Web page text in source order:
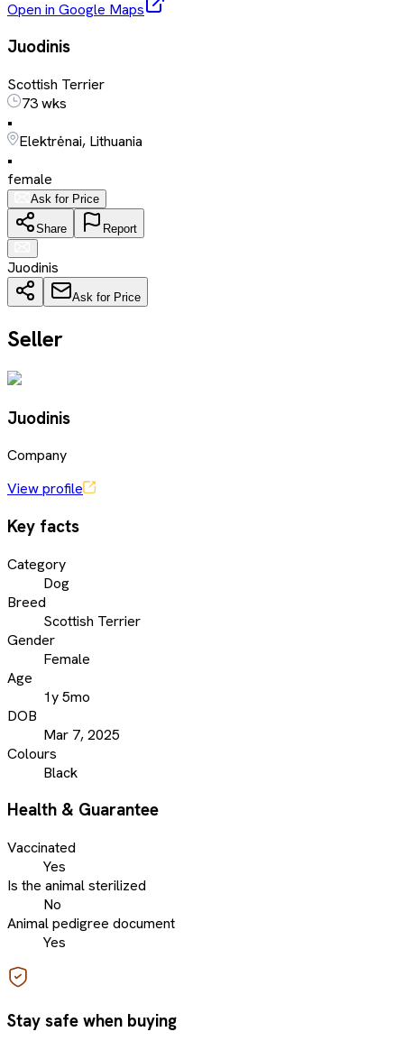
Open in Google Maps
Juodinis
Scottish Terrier
73 wks
•
Elektrėnai, Lithuania
•
female
Ask for Price
Share Report
Juodinis
Ask for Price
Seller
Juodinis
Company
View profile
Key facts
Category
Dog
Breed
Scottish Terrier
Gender
Female
Age
1y 5mo
DOB
Mar 7, 2025
Colours
Black
Health & Guarantee
Vaccinated
Yes
Is the animal sterilized
No
Animal pedigree document
Yes
Stay safe when buying